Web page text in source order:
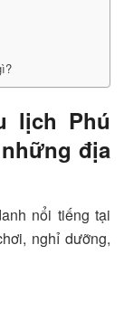
lịch Phú
địa
nổi tiếng tại
nghỉ dưỡng,